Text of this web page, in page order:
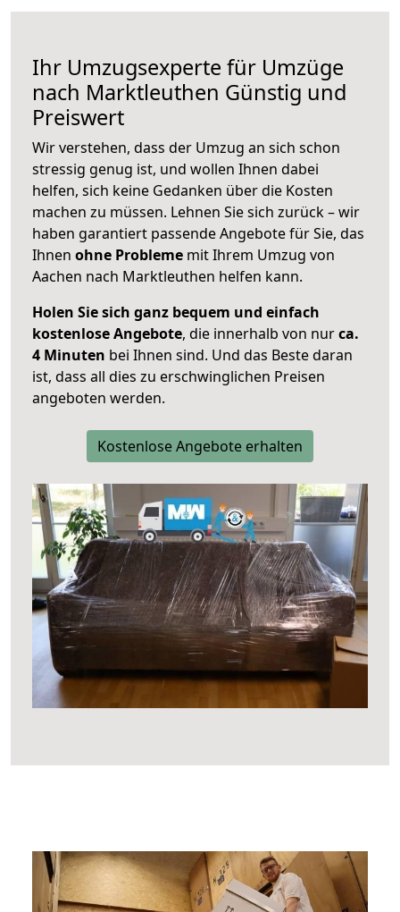
Ihr Umzugsexperte für Umzüge
nach Marktleuthen Günstig und
Preiswert
Wir verstehen, dass der Umzug an sich schon
stressig genug ist, und wollen Ihnen dabei
helfen, sich keine Gedanken über die Kosten
machen zu müssen. Lehnen Sie sich zurück – wir
haben garantiert passende Angebote für Sie, das
Ihnen ohne Probleme mit Ihrem Umzug von
Aachen nach Marktleuthen helfen kann.
Holen Sie sich ganz bequem und einfach
kostenlose Angebote, die innerhalb von nurca.
4 Minuten bei Ihnen sind. Und das Beste daran
ist, dass all dies zu erschwinglichen Preisen
angeboten werden.
Kostenlose Angebote erhalten